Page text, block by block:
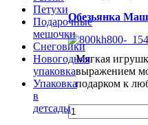
Обезьянка
Мягкая
выражением
подарком к
Петухи
Подарочные
мешочки
Снеговики
Новогодняя
упаковка
Упаковка
в
детсады